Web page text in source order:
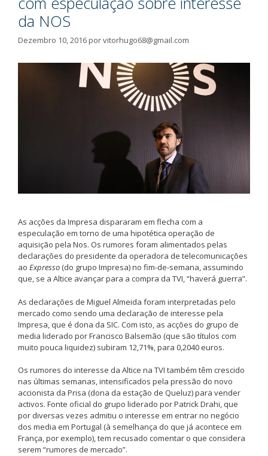
da NOS
Dezembro 10, 2016porvitorhugo68@gmail.com
As acções da Impresa dispararam em flecha com a
especulação em torno de uma hipotética operação de
aquisição pela Nos. Os rumores foram alimentados pelas
declarações do presidente da operadora de telecomunicações
ao Expresso (do grupo Impresa) no fim-de-semana, assumindo
que, se a Altice avançar para a compra da TVI, “haverá guerra”.
As declarações de Miguel Almeida foram interpretadas pelo
mercado como sendo uma declaração de interesse pela
Impresa, que é dona da SIC. Com isto, as acções do grupo de
media liderado por Francisco Balsemão (que são títulos com
muito pouca liquidez) subiram 12,71%, para 0,2040 euros.
Os rumores do interesse da Altice na TVI também têm crescido
nas últimas semanas, intensificados pela pressão do novo
accionista da Prisa (dona da estação de Queluz) para vender
activos. Fonte oficial do grupo liderado por Patrick Drahi, que
por diversas vezes admitiu o interesse em entrar no negócio
dos media em Portugal (à semelhança do que já acontece em
França, por exemplo), tem recusado comentar o que considera
serem “rumores de mercado”.